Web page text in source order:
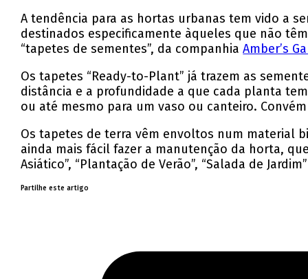
A tendência para as hortas urbanas tem vido a
destinados especificamente àqueles que não
“tapetes de sementes”, da companhiaAmber’s
Os tapetes “Ready-to-Plant” já trazem as
distância e a profundidade a que cada planta
ou até mesmo para um vaso ou canteiro.
Os tapetes de terra vêm envoltos num material
ainda mais fácil fazer a manutenção da horta,
Asiático”, “Plantação de Verão”, “Salada de
Partilhe este artigo